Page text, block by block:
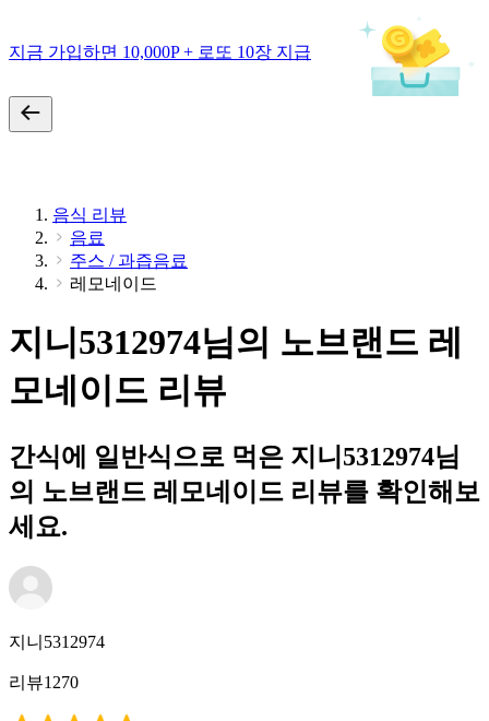
지금 가입하면 10,000P + 로또 10장 지급
음식 리뷰
음료
주스 / 과즙음료
레모네이드
지니5312974님의 노브랜드 레
모네이드 리뷰
간식에 일반식으로 먹은 지니5312974님
의 노브랜드 레모네이드 리뷰를 확인해보
세요.
지니5312974
리뷰1270